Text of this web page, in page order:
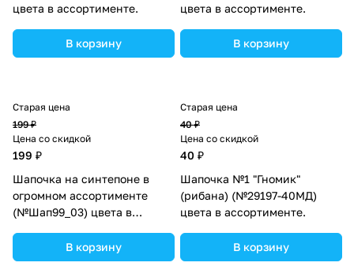
цвета в ассортименте.
В корзину
цвета в ассортименте.
В корзину
Старая цена
199 ₽
Цена со скидкой
199 ₽
Шапочка на синтепоне в
огромном ассортименте
(№Шап99_03) цвета в
В корзину
Старая цена
40 ₽
Цена со скидкой
40 ₽
Шапочка №1 "Гномик"
(рибана) (№29197-40МД)
цвета в ассортименте.
В корзину